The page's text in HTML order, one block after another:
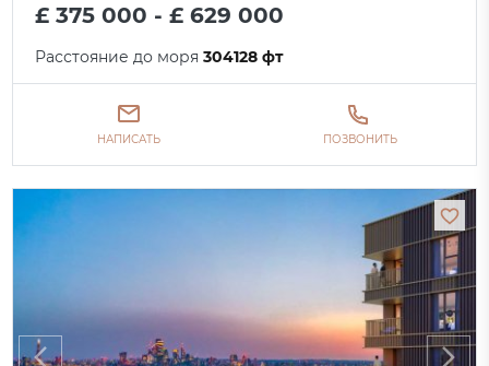
£ 375 000 - £ 629 000
Расстояние до моря304128 фт
НАПИСАТЬ ПОЗВОНИТЬ